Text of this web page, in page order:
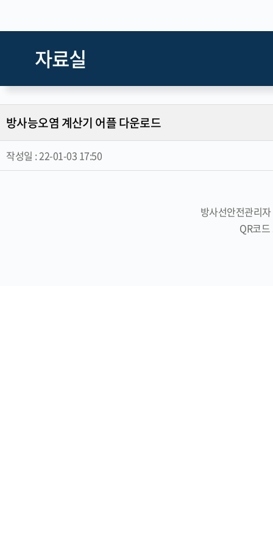
자료실
방사능오염 계산기 어플 다운로드
작성일 :22-01-03 17:50
방사선안전관리
QR코